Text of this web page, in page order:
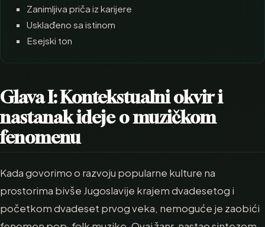
Zanimljiva priča iz karijere
Usklađeno sa istinom
Esejski ton
Glava I: Kontekstualni okvir i
nastanak ideje o muzičkom
fenomenu
Kada govorimo o razvoju popularne kulture na
prostorima bivše Jugoslavije krajem dvadesetog i
početkom dvadeset prvog veka, nemoguće je zaobići